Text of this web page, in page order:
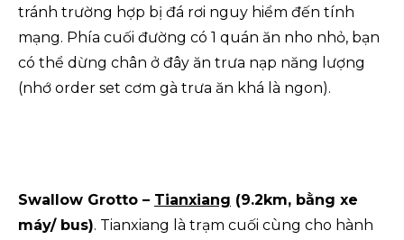
tránh trường hợp bị đá rơi nguy hiểm đến tính
mạng. Phía cuối đường có 1 quán ăn nho nhỏ, bạn
có thể dừng chân ở đây ăn trưa nạp năng lượng
(nhớ order set cơm gà trưa ăn khá là ngon).
Swallow Grotto – Tianxiang (9.2km, bằng xe
máy/ bus). Tianxiang là trạm cuối cùng cho hành